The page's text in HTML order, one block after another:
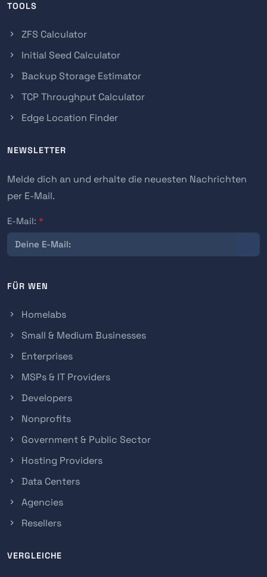
TOOLS
ZFS Calculator
Initial Seed Calculator
Backup Storage Estimator
TCP Throughput Calculator
Edge Location Finder
NEWSLETTER
Melde dich an und erhalte die neuesten Nachrichten
per E-Mail.
E-Mail: *
FÜR WEN
Homelabs
Small & Medium Businesses
Enterprises
MSPs & IT Providers
Developers
Nonprofits
Government & Public Sector
Hosting Providers
Data Centers
Agencies
Resellers
VERGLEICHE